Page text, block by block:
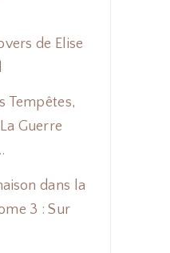
de Elise
Tempêtes,
Guerre
dans la
3 : Sur